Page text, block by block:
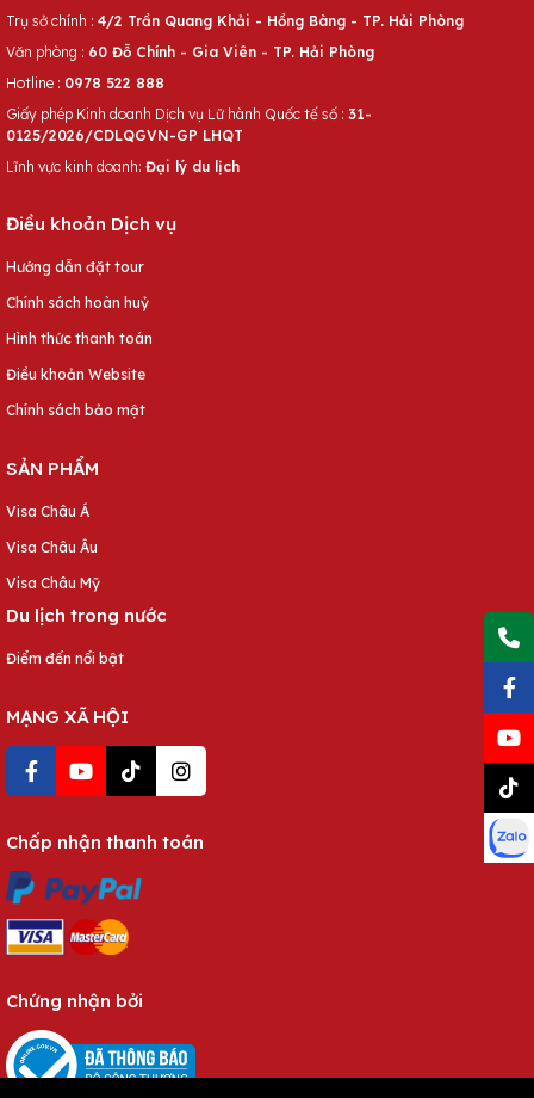
Trụ sở chính : 4/2 Trần Quang Khải - Hồng Bàng - TP. Hải Phòng
Văn phòng : 60 Đỗ Chính - Gia Viên - TP. Hải Phòng
Hotline : 0978 522 888
Giấy phép Kinh doanh Dịch vụ Lữ hành Quốc tế số : 31-
0125/2026/CDLQGVN-GP LHQT
Lĩnh vực kinh doanh: Đại lý du lịch
Điều khoản Dịch vụ
Hướng dẫn đặt tour
Chính sách hoàn huỷ
Hình thức thanh toán
Điều khoản Website
Chính sách bảo mật
SẢN PHẨM
Visa Châu Á
Visa Châu Âu
Visa Châu Mỹ
Du lịch trong nước
Điểm đến nổi bật
MẠNG XÃ HỘI
Chấp nhận thanh toán
Chứng nhận bởi